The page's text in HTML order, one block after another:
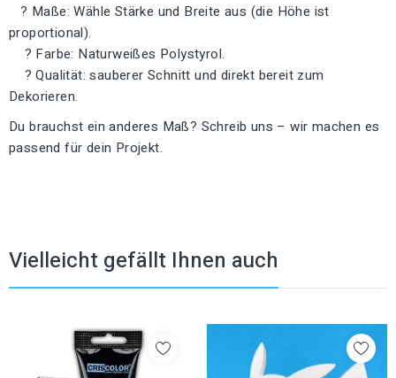
? Maße: Wähle Stärke und Breite aus (die Höhe ist
proportional).
? Farbe: Naturweißes Polystyrol.
? Qualität: sauberer Schnitt und direkt bereit zum
Dekorieren.
Du brauchst ein anderes Maß? Schreib uns – wir machen es
passend für dein Projekt.
Vielleicht gefällt Ihnen auch